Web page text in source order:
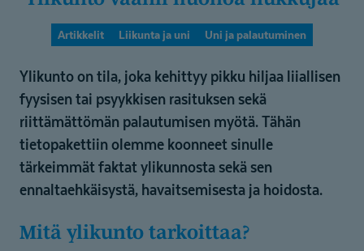
Artikkelit Liikunta ja uni Uni ja palautuminen
Ylikunto on tila, joka kehittyy pikku hiljaa liiallisen
fyysisen tai psyykkisen rasituksen sekä
riittämättömän palautumisen myötä. Tähän
tietopakettiin olemme koonneet sinulle
tärkeimmät faktat ylikunnosta sekä sen
ennaltaehkäisystä, havaitsemisesta ja hoidosta.
Mitä ylikunto tarkoittaa?